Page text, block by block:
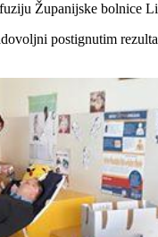
Županijske bolnice
postignutim